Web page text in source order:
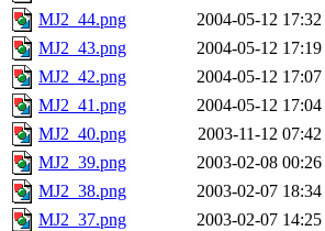
MJ2_44.png
2004-05-12 17:32
MJ2_43.png
2004-05-12 17:19
MJ2_42.png
2004-05-12 17:07
MJ2_41.png
2004-05-12 17:04
MJ2_40.png
2003-11-12 07:42
MJ2_39.png
2003-02-08 00:26
MJ2_38.png
2003-02-07 18:34
MJ2_37.png
2003-02-07 14:25